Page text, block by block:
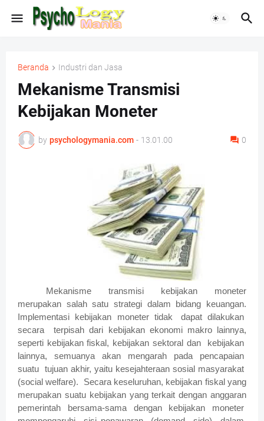
Beranda Industri dan Jasa
Mekanisme Transmisi
Kebijakan Moneter
by psychologymania.com - 13.01.00 0
Mekanisme transmisi kebijakan moneter
merupakan salah satu strategi dalam bidang keuangan.
Implementasi kebijakan moneter tidak dapat dilakukan
secara terpisah dari kebijakan ekonomi makro lainnya,
seperti kebijakan fiskal, kebijakan sektoral dan kebijakan
lainnya, semuanya akan mengarah pada pencapaian
suatu tujuan akhir, yaitu kesejahteraan sosial masyarakat
(social welfare). Secara keseluruhan, kebijakan fiskal yang
merupakan suatu kebijakan yang terkait dengan anggaran
pemerintah bersama-sama dengan kebijakan moneter